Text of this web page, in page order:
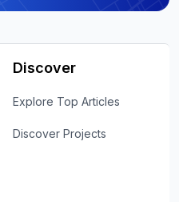
Discover
Explore Top Articles
Discover Projects